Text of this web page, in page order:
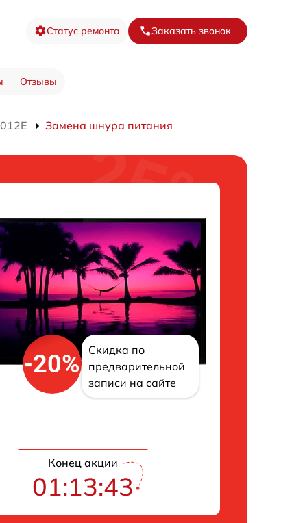
Статус ремонта Заказать звонок
Отзывы
Замена шнура питания
-20%
Скидка по
предварительной
записи на сайте
Конец акции
01:13:42